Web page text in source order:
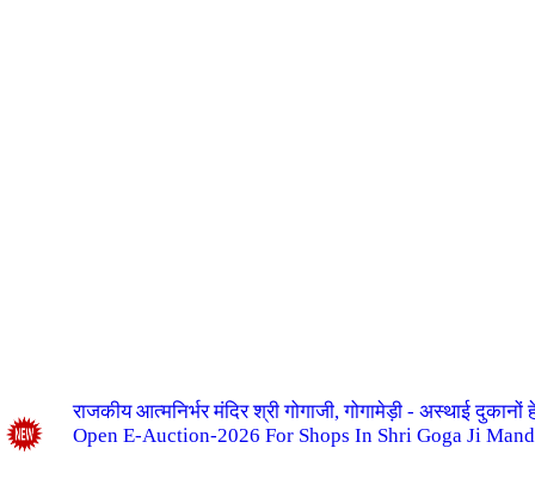
राजकीय आत्मनिर्भर मंदिर श्री गोगाजी, गोगामेड़ी - अस्थाई
Open E-Auction-2026 For Shops In Shri Goga Ji